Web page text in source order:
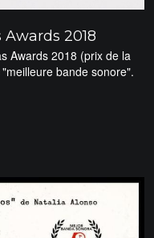
2018
Awards 2018 (prix de la
bande sonore".